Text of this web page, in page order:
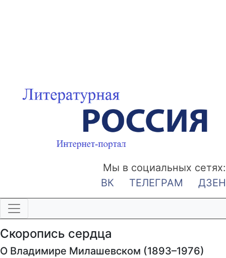
Мы в социальных сетях:
ВК
ТЕЛЕГРАМ ДЗЕН
Скоропись сердца
О Владимире Милашевском (1893–1976)